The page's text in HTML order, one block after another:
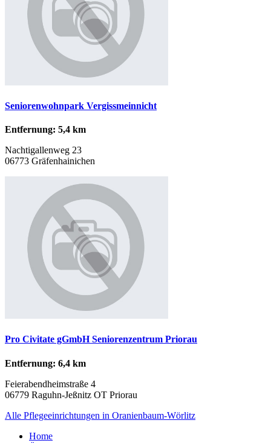
Seniorenwohnpark Vergissmeinnicht
Entfernung: 5,4 km
Nachtigallenweg 23
06773 Gräfenhainichen
Pro Civitate gGmbH Seniorenzentrum Priorau
Entfernung: 6,4 km
Feierabendheimstraße 4
06779 Raguhn-Jeßnitz OT Priorau
Alle Pflegeeinrichtungen in Oranienbaum-Wörlitz
Home